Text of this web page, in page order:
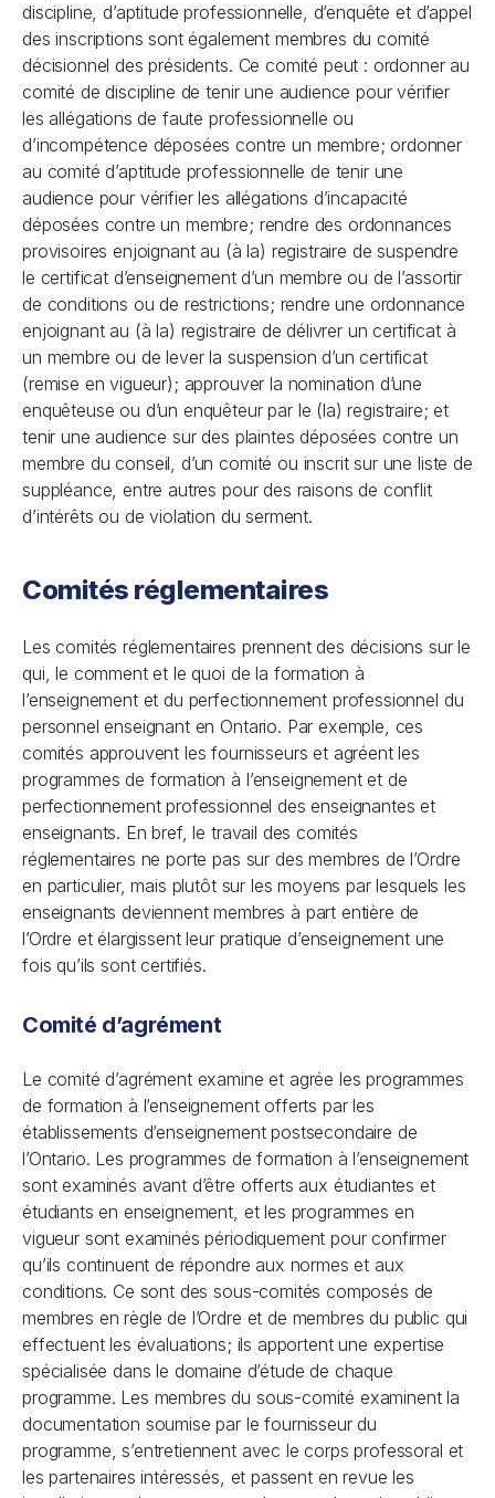
discipline, d’aptitude professionnelle, d’enquête et d’appel
des inscriptions sont également membres du comité
décisionnel des présidents. Ce comité peut : ordonner au
comité de discipline de tenir une audience pour vérifier
les allégations de faute professionnelle ou
d’incompétence déposées contre un membre; ordonner
au comité d’aptitude professionnelle de tenir une
audience pour vérifier les allégations d’incapacité
déposées contre un membre; rendre des ordonnances
provisoires enjoignant au (à la) registraire de suspendre
le certificat d’enseignement d’un membre ou de l’assortir
de conditions ou de restrictions; rendre une ordonnance
enjoignant au (à la) registraire de délivrer un certificat à
un membre ou de lever la suspension d’un certificat
(remise en vigueur); approuver la nomination d’une
enquêteuse ou d’un enquêteur par le (la) registraire; et
tenir une audience sur des plaintes déposées contre un
membre du conseil, d’un comité ou inscrit sur une liste de
suppléance, entre autres pour des raisons de conflit
d’intérêts ou de violation du serment.
Comités réglementaires
Les comités réglementaires prennent des décisions sur le
qui, le comment et le quoi de la formation à
l’enseignement et du perfectionnement professionnel du
personnel enseignant en Ontario. Par exemple, ces
comités approuvent les fournisseurs et agréent les
programmes de formation à l’enseignement et de
perfectionnement professionnel des enseignantes et
enseignants. En bref, le travail des comités
réglementaires ne porte pas sur des membres de l’Ordre
en particulier, mais plutôt sur les moyens par lesquels les
enseignants deviennent membres à part entière de
l’Ordre et élargissent leur pratique d’enseignement une
fois qu’ils sont certifiés.
Comité d’agrément
Le comité d’agrément examine et agrée les programmes
de formation à l’enseignement offerts par les
établissements d’enseignement postsecondaire de
l’Ontario. Les programmes de formation à l’enseignement
sont examinés avant d’être offerts aux étudiantes et
étudiants en enseignement, et les programmes en
vigueur sont examinés périodiquement pour confirmer
qu’ils continuent de répondre aux normes et aux
conditions. Ce sont des sous-comités composés de
membres en règle de l’Ordre et de membres du public qui
effectuent les évaluations; ils apportent une expertise
spécialisée dans le domaine d’étude de chaque
programme. Les membres du sous-comité examinent la
documentation soumise par le fournisseur du
programme, s’entretiennent avec le corps professoral et
les partenaires intéressés, et passent en revue les